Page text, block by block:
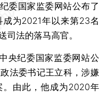
委国家监委网站公布了
成为2021年以来第23名
司法的落马高官。
纪委国家监委网站公
法委书记王立科，涉嫌
。由此，他成为2020年